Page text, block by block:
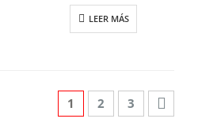
LEER MÁS
1 2 3